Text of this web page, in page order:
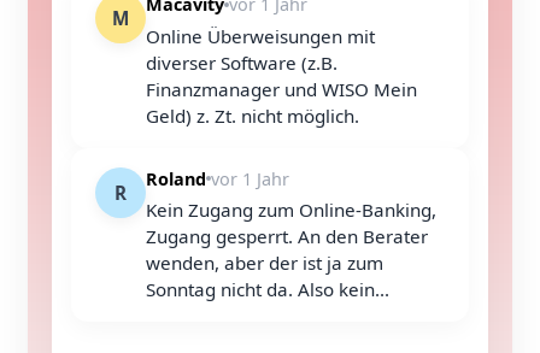
M
Online Überweisungen mit
diverser Software (z.B.
Finanzmanager und WISO Mein
Geld) z. Zt. nicht möglich.
R
Roland vor 1 Jahr
Kein Zugang zum Online-Banking,
Zugang gesperrt. An den Berater
wenden, aber der ist ja zum
Sonntag nicht da. Also kein...